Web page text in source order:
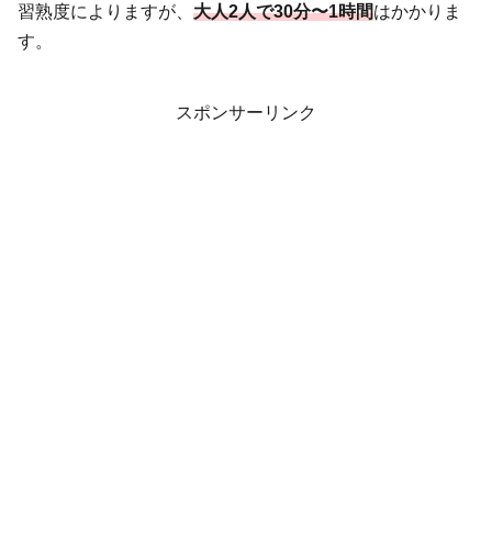
習熟度によりますが、 大人2人で30分〜1時間はかかりま
す。
スポンサーリンク